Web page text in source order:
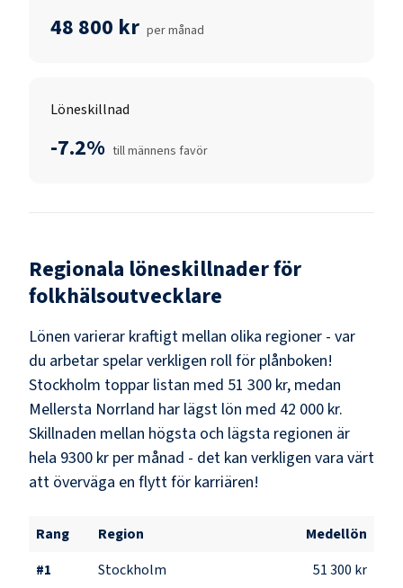
48 800 kr per månad
Löneskillnad
-7.2% till männens favör
Regionala löneskillnader för
folkhälsoutvecklare
Lönen varierar kraftigt mellan olika regioner - var
du arbetar spelar verkligen roll för plånboken!
Stockholm toppar listan med 51 300 kr, medan
Mellersta Norrland har lägst lön med 42 000 kr.
Skillnaden mellan högsta och lägsta regionen är
hela 9300 kr per månad - det kan verkligen vara värt
att överväga en flytt för karriären!
Rang Region
Medellön
#1 Stockholm
51 300 kr